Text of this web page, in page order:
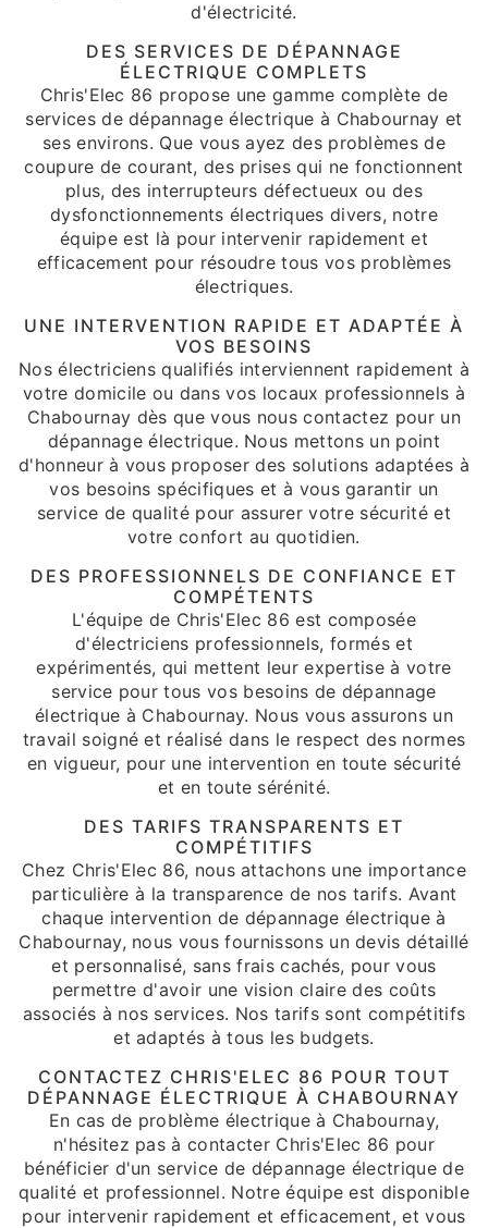
d'électricité.
DES SERVICES DE DÉPANNAGE
ÉLECTRIQUE COMPLETS
Chris'Elec 86 propose une gamme complète de
services de dépannage électrique à Chabournay et
ses environs. Que vous ayez des problèmes de
coupure de courant, des prises qui ne fonctionnent
plus, des interrupteurs défectueux ou des
dysfonctionnements électriques divers, notre
équipe est là pour intervenir rapidement et
efficacement pour résoudre tous vos problèmes
électriques.
UNE INTERVENTION RAPIDE ET ADAPTÉE À
VOS BESOINS
Nos électriciens qualifiés interviennent rapidement à
votre domicile ou dans vos locaux professionnels à
Chabournay dès que vous nous contactez pour un
dépannage électrique. Nous mettons un point
d'honneur à vous proposer des solutions adaptées à
vos besoins spécifiques et à vous garantir un
service de qualité pour assurer votre sécurité et
votre confort au quotidien.
DES PROFESSIONNELS DE CONFIANCE ET
COMPÉTENTS
L'équipe de Chris'Elec 86 est composée
d'électriciens professionnels, formés et
expérimentés, qui mettent leur expertise à votre
service pour tous vos besoins de dépannage
électrique à Chabournay. Nous vous assurons un
travail soigné et réalisé dans le respect des normes
en vigueur, pour une intervention en toute sécurité
et en toute sérénité.
DES TARIFS TRANSPARENTS ET
COMPÉTITIFS
Chez Chris'Elec 86, nous attachons une importance
particulière à la transparence de nos tarifs. Avant
chaque intervention de dépannage électrique à
Chabournay, nous vous fournissons un devis détaillé
et personnalisé, sans frais cachés, pour vous
permettre d'avoir une vision claire des coûts
associés à nos services. Nos tarifs sont compétitifs
et adaptés à tous les budgets.
CONTACTEZ CHRIS'ELEC 86 POUR TOUT
DÉPANNAGE ÉLECTRIQUE À CHABOURNAY
En cas de problème électrique à Chabournay,
n'hésitez pas à contacter Chris'Elec 86 pour
bénéficier d'un service de dépannage électrique de
qualité et professionnel. Notre équipe est disponible
pour intervenir rapidement et efficacement, et vous